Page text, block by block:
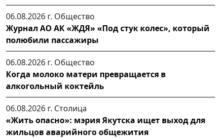
06.08.2026 г. Общество
Журнал АО АК «ЖДЯ» «Под стук колес», который
полюбили пассажиры
06.08.2026 г. Общество
Когда молоко матери превращается в
алкогольный коктейль
06.08.2026 г. Столица
«Жить опасно»: мэрия Якутска ищет выход для
жильцов аварийного общежития